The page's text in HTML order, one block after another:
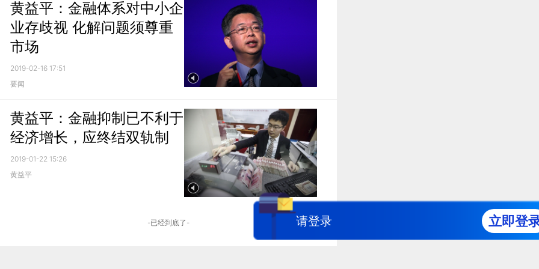
黄益平：金融体系对中小企
业存歧视 化解问题须尊重
市场
2019-02-16 17:51
要闻
黄益平：金融抑制已不利于
经济增长，应终结双轨制
2019-01-22 15:26
黄益平
-已经到底了- 请登录 立即登